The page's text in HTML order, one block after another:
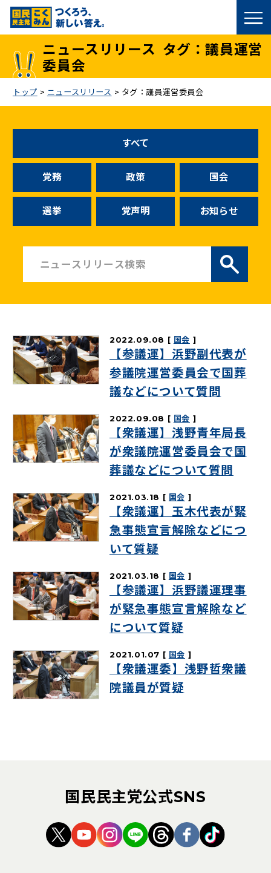
国民民主党トップ
政策
お問い合わせ
ニュースリリース
こくみんうさぎの部屋
参加・サポート
（新しいタブで開く）
TEAMこくみんうさぎ（新しいタブで開く）
こくみんオンラインスクール（新しいタブで開く）
国民民主党学生部（新しいタブで開く）
二次創作ガイドライン （新しいタブで開く）
プライバシーポリシー
特定商取引法に基づく表記
ニュースリリース タグ：議員運営
委員会
トップ > ニュースリリース > タグ：議員運営委員会
すべて
党務 政策 国会
選挙 党声明 お知らせ
2022.09.08 国会
【参議運】浜野副代表が
参議院運営委員会で国葬
議などについて質問
2022.09.08 国会
【衆議運】浅野青年局長
が衆議院運営委員会で国
葬議などについて質問
2021.03.18 国会
【衆議運】玉木代表が緊
急事態宣言解除などにつ
いて質疑
2021.03.18 国会
【参議運】浜野議運理事
が緊急事態宣言解除など
について質疑
2021.01.07 国会
【衆議運委】浅野哲衆議
院議員が質疑
国民民主党公式SNS
（新しいタブで開く）
（新しいタブで開く）
（新しいタブで開く）
（新しいタブで開く）
（新しいタブで開
（新しいタブ
（新しい